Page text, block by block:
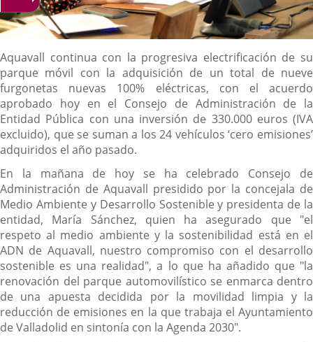
Descripción
Aquavall continua con la progresiva electrificación de su
parque móvil con la adquisición de un total de nueve
furgonetas nuevas 100% eléctricas, con el acuerdo
aprobado hoy en el Consejo de Administración de la
Entidad Pública con una inversión de 330.000 euros (IVA
excluido), que se suman a los 24 vehículos ‘cero emisiones’
adquiridos el año pasado.
En la mañana de hoy se ha celebrado Consejo de
Administración de Aquavall presidido por la concejala de
Medio Ambiente y Desarrollo Sostenible y presidenta de la
entidad, María Sánchez, quien ha asegurado que "el
respeto al medio ambiente y la sostenibilidad está en el
ADN de Aquavall, nuestro compromiso con el desarrollo
sostenible es una realidad", a lo que ha añadido que "la
renovación del parque automovilístico se enmarca dentro
de una apuesta decidida por la movilidad limpia y la
reducción de emisiones en la que trabaja el Ayuntamiento
de Valladolid en sintonía con la Agenda 2030".